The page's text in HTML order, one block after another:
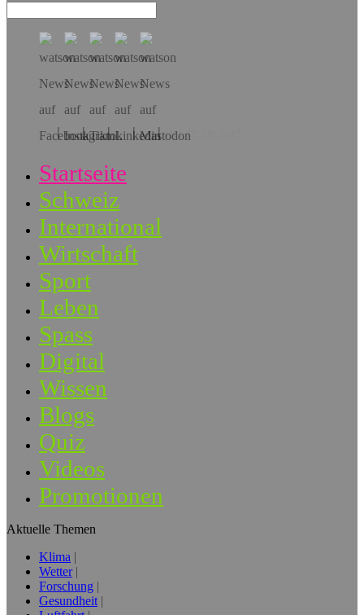
Hol dir die App!
Startseite
Schweiz
International
Wirtschaft
Sport
Leben
Spass
Digital
Wissen
Blogs
Quiz
Videos
Promotionen
Aktuelle Themen
Klima
Wetter
Forschung
Gesundheit